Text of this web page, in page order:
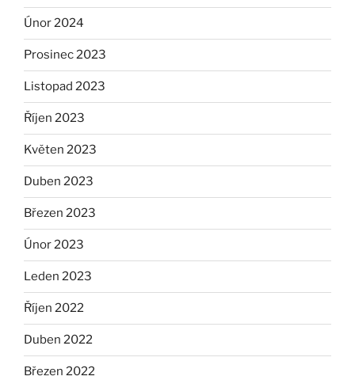
Únor 2024
Prosinec 2023
Listopad 2023
Říjen 2023
Květen 2023
Duben 2023
Březen 2023
Únor 2023
Leden 2023
Říjen 2022
Duben 2022
Březen 2022